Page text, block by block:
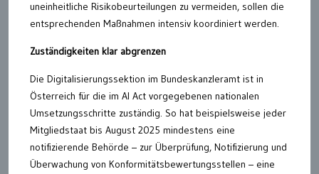
uneinheitliche Risikobeurteilungen zu vermeiden, sollen die
entsprechenden Maßnahmen intensiv koordiniert werden.
Zuständigkeiten klar abgrenzen
Die Digitalisierungssektion im Bundeskanzleramt ist in
Österreich für die im AI Act vorgegebenen nationalen
Umsetzungsschritte zuständig. So hat beispielsweise jeder
Mitgliedstaat bis August 2025 mindestens eine
notifizierende Behörde – zur Überprüfung, Notifizierung und
Überwachung von Konformitätsbewertungsstellen – eine